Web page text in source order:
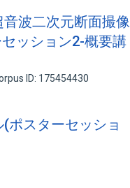
波二次元断面撮像
ッション2-概要講
ID: 175454430
ポスターセッショ